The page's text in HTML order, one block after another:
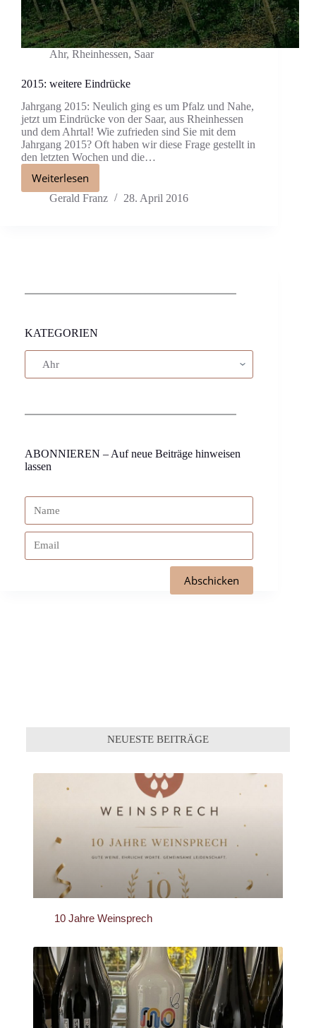
Ahr, Rheinhessen, Saar
2015: weitere Eindrücke
Jahrgang 2015: Neulich ging es um Pfalz und Nahe,
jetzt um Eindrücke von der Saar, aus Rheinhessen
und dem Ahrtal! Wie zufrieden sind Sie mit dem
Jahrgang 2015? Oft haben wir diese Frage gestellt in
den letzten Wochen und die…
Weiterlesen
Gerald Franz 28. April 2016
KATEGORIEN
ABONNIEREN – Auf neue Beiträge hinweisen
lassen
NEUESTE BEITRÄGE
10 Jahre Weinsprech